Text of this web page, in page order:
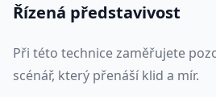
Řízená představivost
Při této technice zaměřujete
scénář, který přenáší klid a mír.